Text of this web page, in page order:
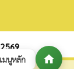
เมนูหลัก home